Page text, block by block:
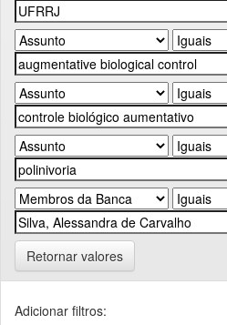
Retornar valores
Adicionar filtros: